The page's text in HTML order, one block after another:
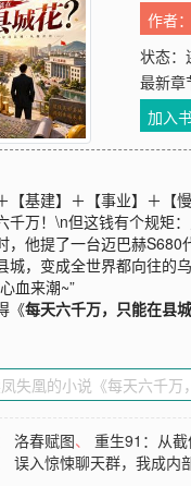
作者：
状态：
最新章
加入
【基建】＋【事业】＋
千万！\n但这钱有个规矩
，他提了一台迈巴赫
城，变成全世界都向往的
血来潮~”
《每天六千万，只能在县
洛春赋图、重生91：从
误入惊悚聊天群，我成内